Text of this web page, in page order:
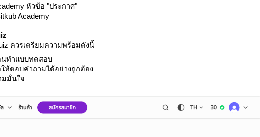
หัวข้อ "ประกาศ"
Academy
ควรเตรียมความพร้อมดังนี้
นทำแบบทดสอบ
ให้ตอบคำถามได้อย่างถูกต้อง
มมั่นใจ